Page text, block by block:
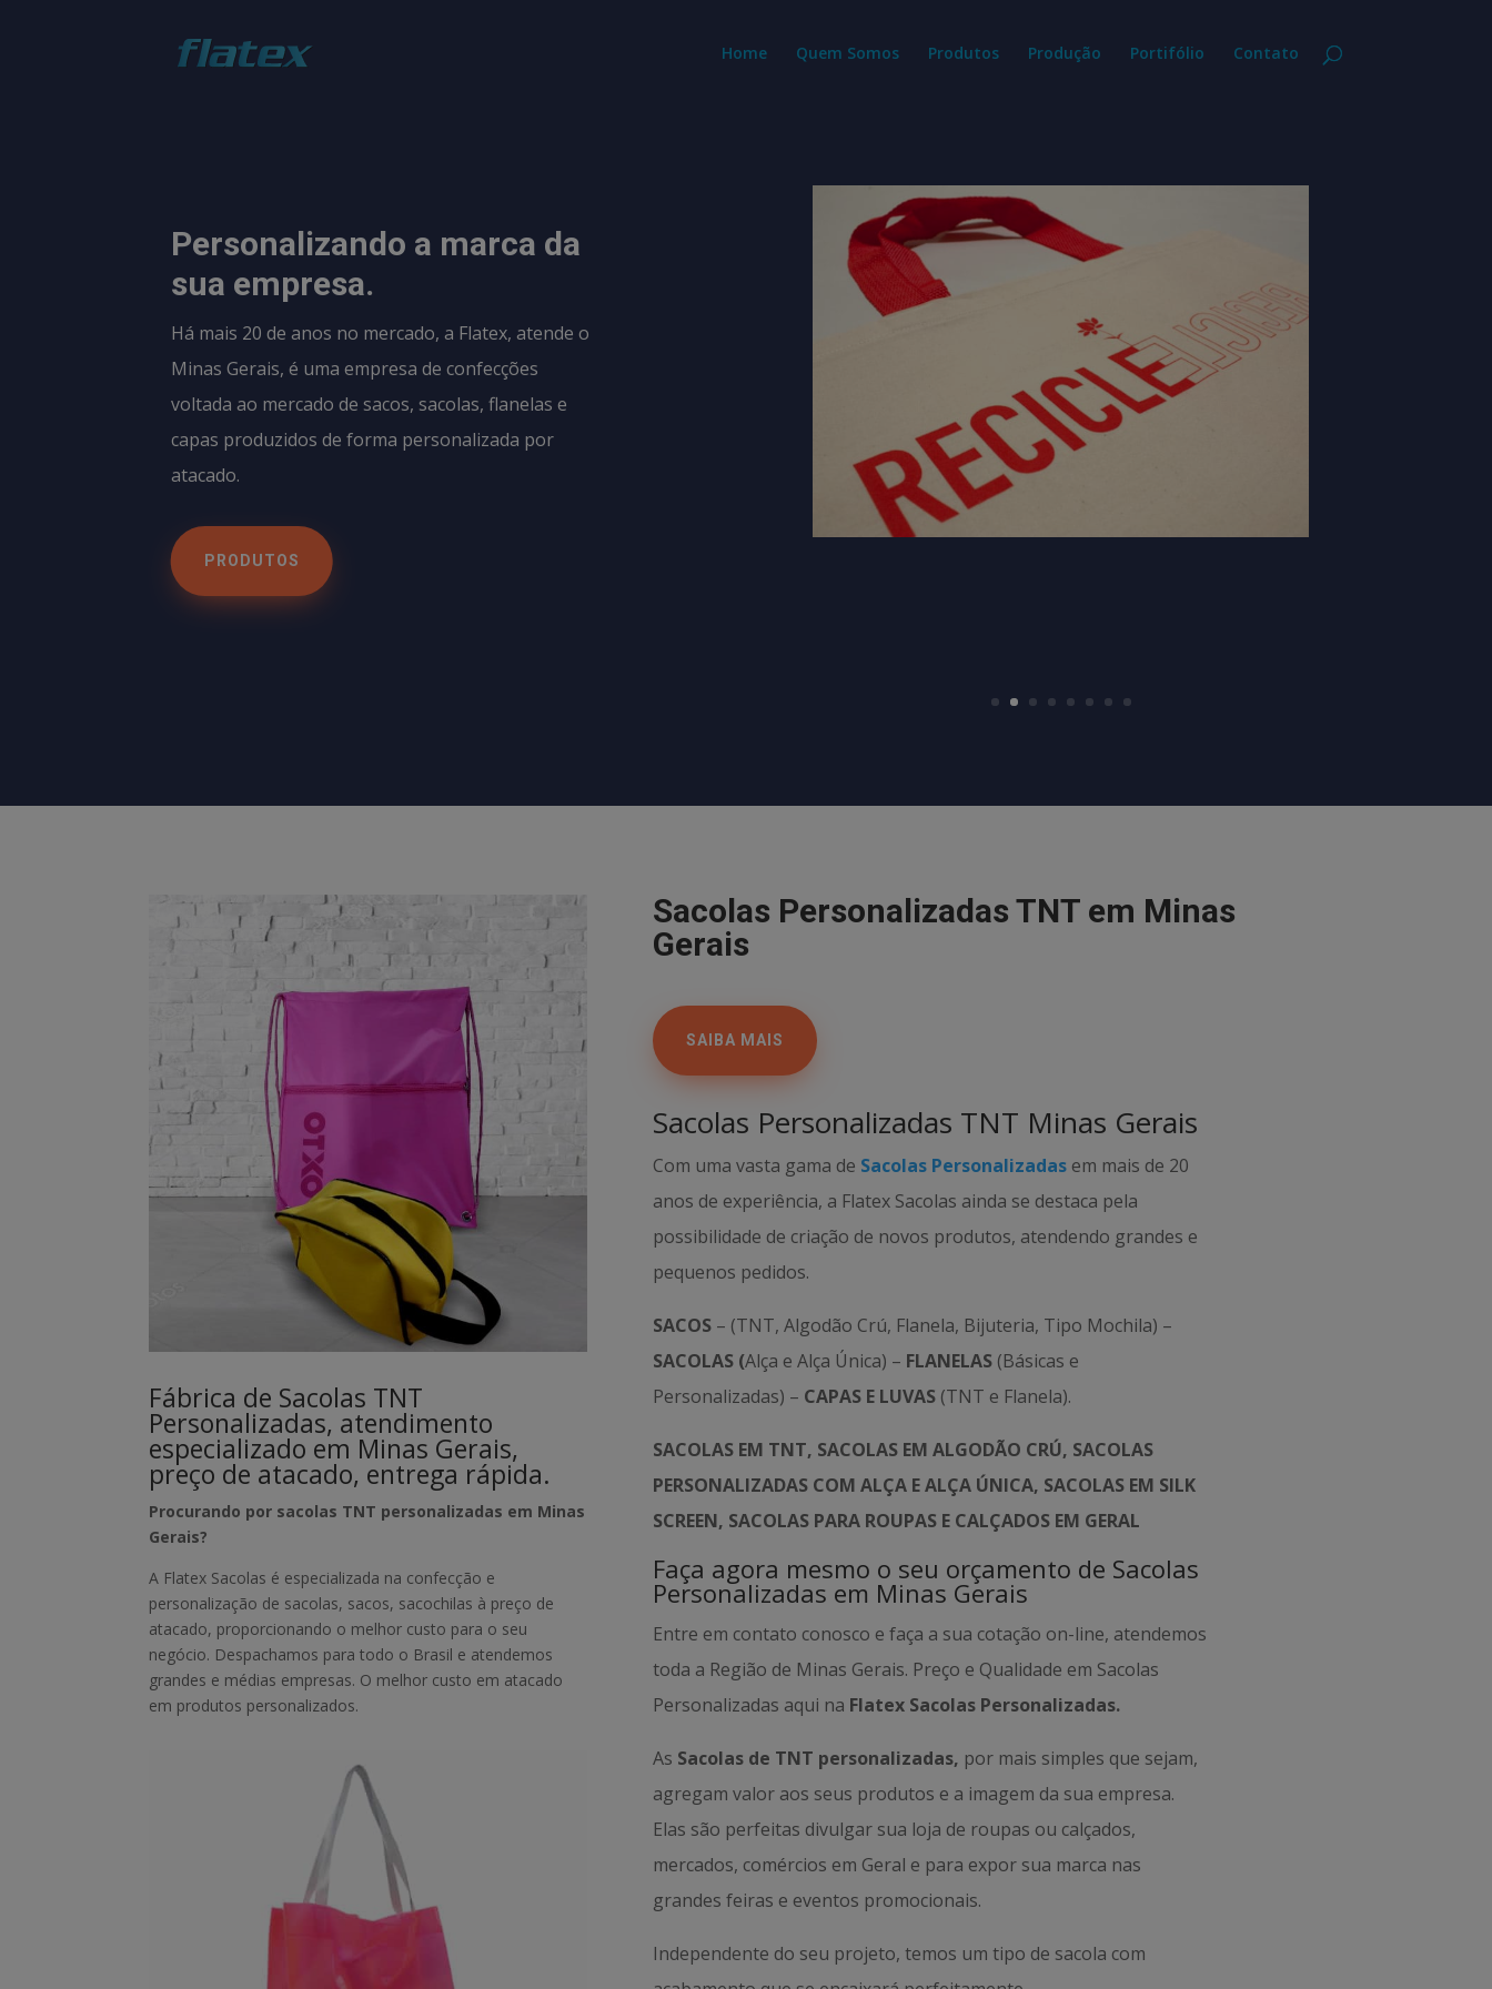
Home Quem Somos Produtos Produção Portifólio Contato
Personalizando a marca da
sua empresa.
Há mais 20 de anos no mercado, a Flatex, atende o
Minas Gerais, é uma empresa de confecções
voltada ao mercado de sacos, sacolas, flanelas e
capas produzidos de forma personalizada por
atacado.
PRODUTOS
Fábrica de Sacolas TNT
Personalizadas, atendimento
especializado em Minas Gerais,
preço de atacado, entrega rápida.
Procurando por sacolas TNT personalizadas em Minas
Gerais?
A Flatex Sacolas é especializada na confecção e
personalização de sacolas, sacos, sacochilas à preço de
atacado, proporcionando o melhor custo para o seu
negócio. Despachamos para todo o Brasil e atendemos
grandes e médias empresas. O melhor custo em atacado
em produtos personalizados.
Sacolas Personalizadas TNT em Minas
Gerais
SAIBA MAIS
Sacolas Personalizadas TNT Minas Gerais
Com uma vasta gama de Sacolas Personalizadas em mais de 20
anos de experiência, a Flatex Sacolas ainda se destaca pela
possibilidade de criação de novos produtos, atendendo grandes e
pequenos pedidos.
SACOS – (TNT, Algodão Crú, Flanela, Bijuteria, Tipo Mochila) –
SACOLAS (Alça e Alça Única) – FLANELAS (Básicas e
Personalizadas) – CAPAS E LUVAS (TNT e Flanela).
SACOLAS EM TNT, SACOLAS EM ALGODÃO CRÚ, SACOLAS
PERSONALIZADAS COM ALÇA E ALÇA ÚNICA, SACOLAS EM SILK
SCREEN, SACOLAS PARA ROUPAS E CALÇADOS EM GERAL
Faça agora mesmo o seu orçamento de Sacolas
Personalizadas em Minas Gerais
Entre em contato conosco e faça a sua cotação on-line, atendemos
toda a Região de Minas Gerais. Preço e Qualidade em Sacolas
Personalizadas aqui na Flatex Sacolas Personalizadas.
As Sacolas de TNT personalizadas, por mais simples que sejam,
agregam valor aos seus produtos e a imagem da sua empresa.
Elas são perfeitas divulgar sua loja de roupas ou calçados,
mercados, comércios em Geral e para expor sua marca nas
grandes feiras e eventos promocionais.
Independente do seu projeto, temos um tipo de sacola com